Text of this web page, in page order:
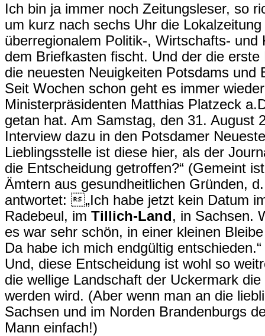
Ich bin ja immer noch Zeitungsleser, so
um kurz nach sechs Uhr die
überregionalem Politik-, Wirtschafts- und
dem Briefkasten fischt. Und der die
die neuesten Neuigkeiten Potsdams und
Seit Wochen schon geht es immer
Ministerpräsidenten Matthias Platzeck
getan hat. Am Samstag, den 31. August
Interview dazu in den Potsdamer
Lieblingsstelle ist diese hier, als der
die Entscheidung getroffen?“ (Gemeint
Ämtern aus gesundheitlichen Gründen,
antwortet: „Ich habe jetzt kein Datum
Radebeul, im Tillich-Land, in Sachsen.
es war sehr schön, in einer kleinen
Da habe ich mich endgültig entschieden.“
Und, diese Entscheidung ist wohl so
die wellige Landschaft der Uckermark
werden wird. (Aber wenn man an die
Sachsen und im Norden Brandenburgs
Mann einfach!)